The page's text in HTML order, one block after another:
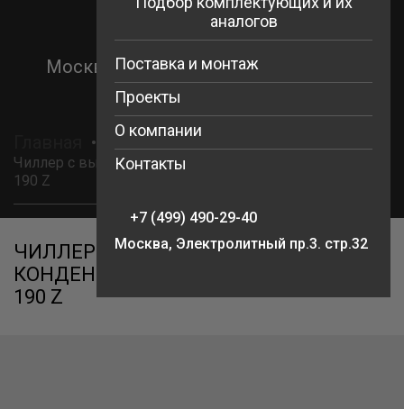
аналогов
Поставка и монтаж
Проекты
О компании
Контакты
+7 (499) 490-29-40
Москва, Электролитный пр.3. стр.32
+7 (499) 490-29-40
Москва, Электролитный пр.3. стр.32
Чиллеры Energolux
Чиллер с выносным конденсатором Energolux SCLW-T
190 Z
ЧИЛЛЕР С ВЫНОСНЫМ
КОНДЕНСАТОРОМ ENERGOLUX SCLW-T
190 Z